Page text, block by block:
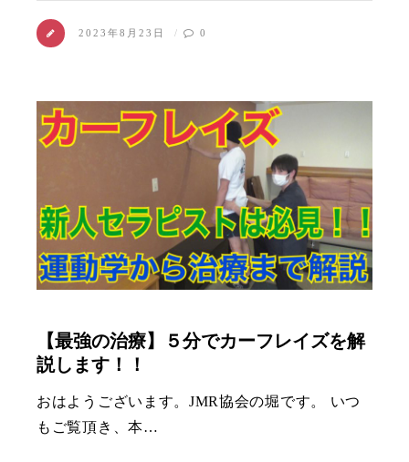
2023年8月23日 0
【最強の治療】５分でカーフレイズを解
説します！！
おはようございます。JMR協会の堀です。 いつ
もご覧頂き、本…